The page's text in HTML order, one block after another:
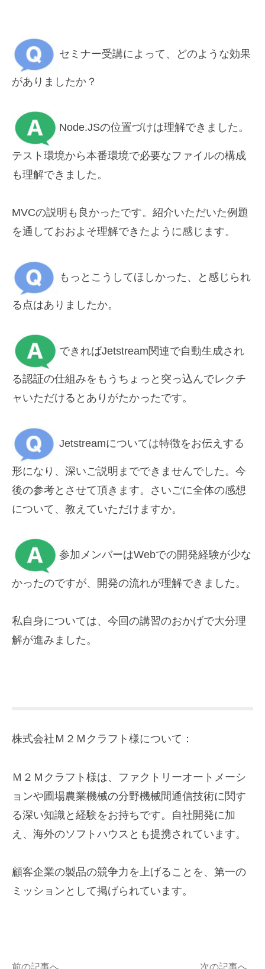
セミナー受講によって、どのような効果
がありましたか？
Node.JSの位置づけは理解できました。
テスト環境から本番環境で必要なファイルの構成
も理解できました。
MVCの説明も良かったです。紹介いただいた例題
を通しておおよ そ理解できたように感じます。
もっとこうしてほしかった、と感じられ
る点はありましたか。
できればJetstream関連で自動生成され
る認証の仕組みをもうちょっと突っ込んでレクチ
ャいただけるとありがたかったです。
Jetstreamについては特徴をお伝えする
形になり、深いご説明までできませんでした。今
後の参考とさせて頂きます。 さいごに全体の感想
について、教えていただけますか。
参加メンバーはWebでの開発経験が少な
かったのですが、開発の流れが理解できました。
私自身については、今回の講習のおかげで大分理
解が進みました。
株式会社Ｍ２Ｍクラフト様について：
Ｍ２Ｍクラフト様は、ファクトリーオートメーシ
ョンや圃場農業機械の分野機械間通信技術に関す
る深い知識と経験をお持ちです。自社開発に加
え、海外のソフトハウスとも提携されています。
顧客企業の製品の競争力を上げることを、第一の
ミッションとして掲げられています。
前の記事へ 次の記事へ